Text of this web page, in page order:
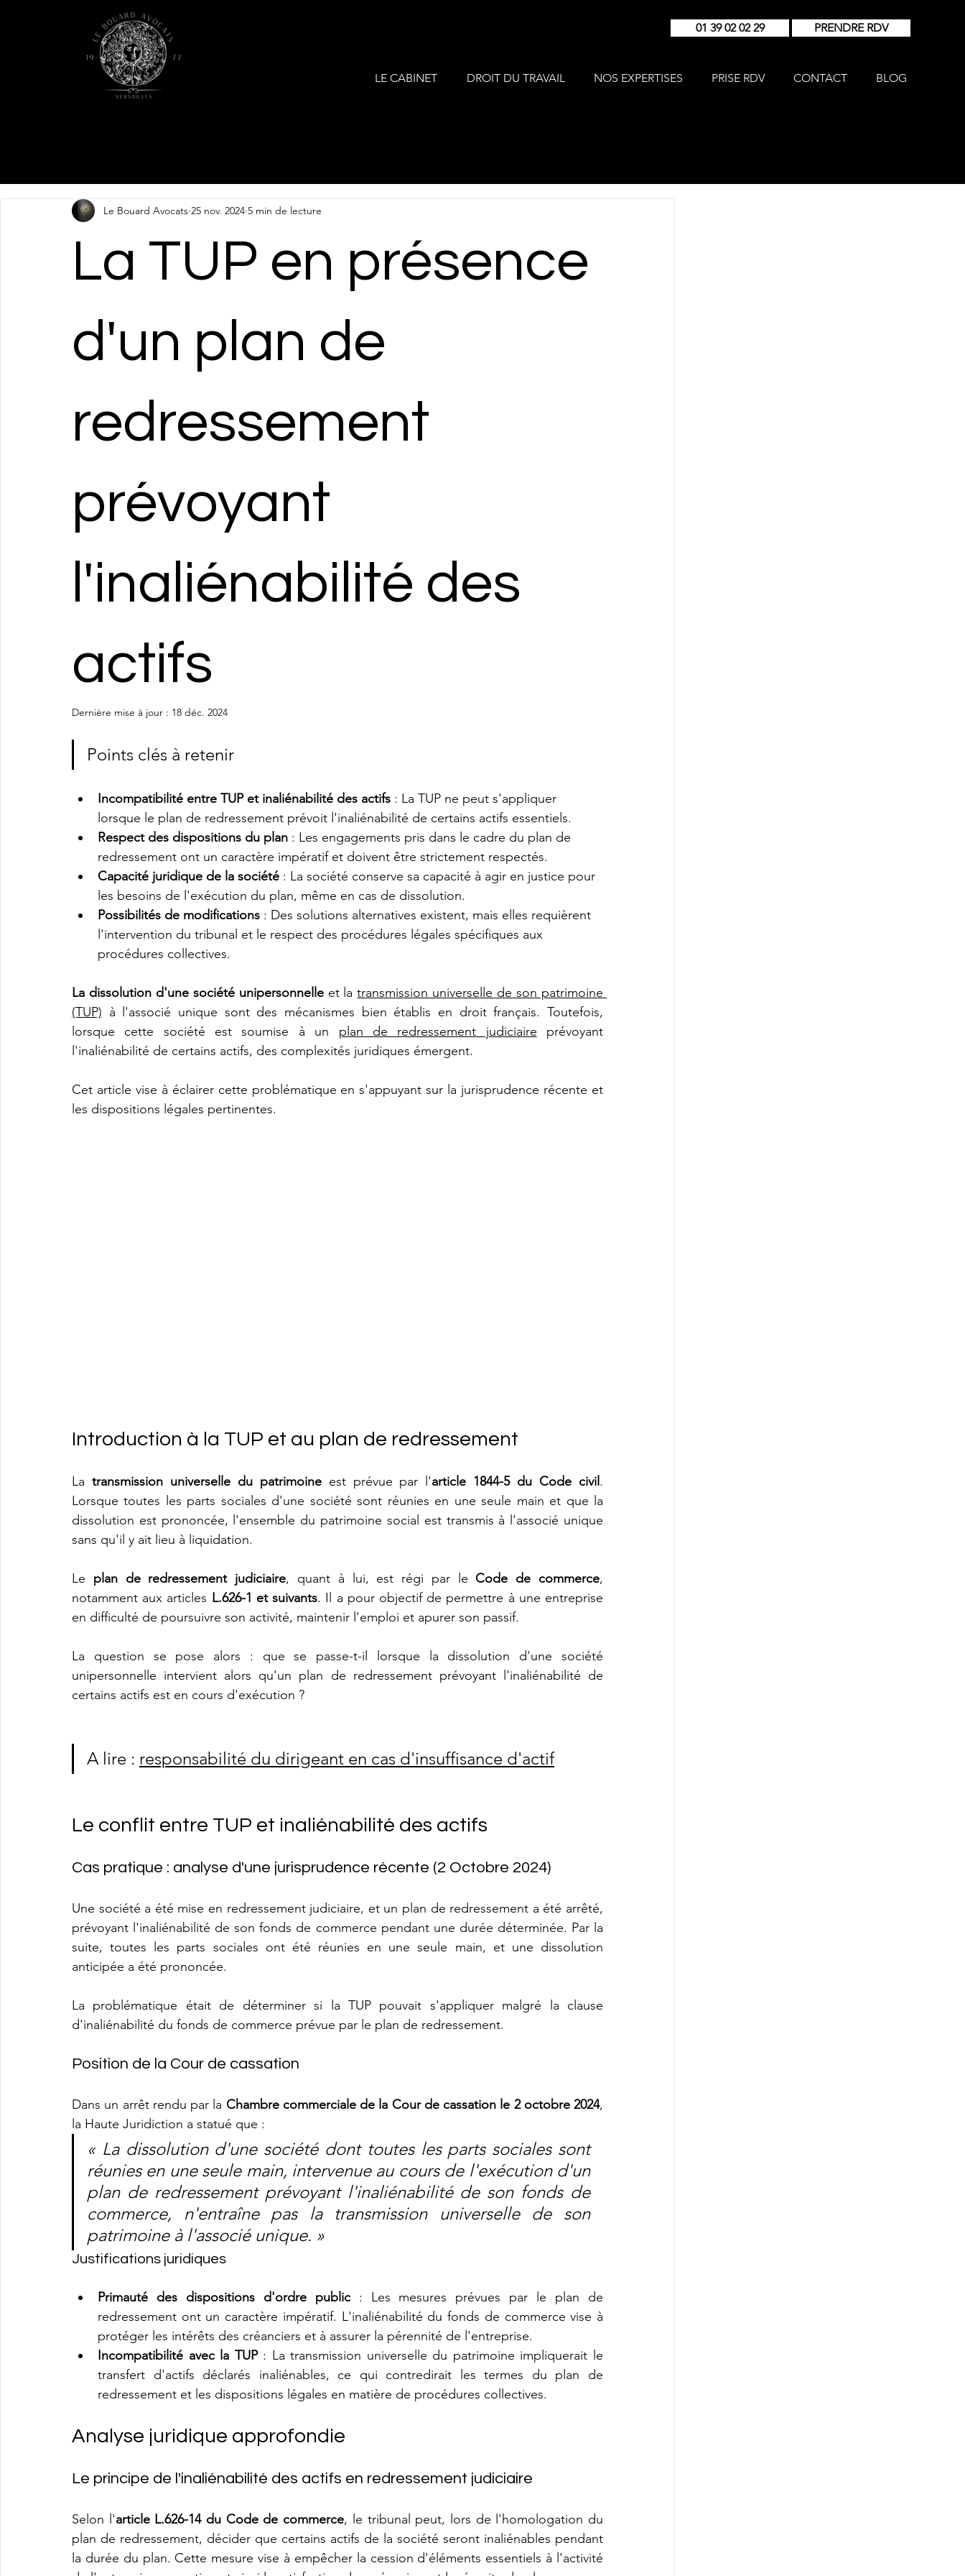
01 39 02 02 29 PRENDRE RDV
LE CABINET DROIT DU TRAVAIL NOS EXPERTISES PRISE RDV CONTACT BLOG
La TUP en présence
d'un plan de
redressement
prévoyant
l'inaliénabilité des
actifs
Le Bouard Avocats 25 nov. 2024 5 min de lecture
Dernière mise à jour : 18 déc. 2024
Points clés à retenir
Incompatibilité entre TUP et inaliénabilité des actifs : La TUP ne peut s'appliquer
lorsque le plan de redressement prévoit l'inaliénabilité de certains actifs essentiels.
Respect des dispositions du plan : Les engagements pris dans le cadre du plan de
redressement ont un caractère impératif et doivent être strictement respectés.
Capacité juridique de la société : La société conserve sa capacité à agir en justice pour
les besoins de l'exécution du plan, même en cas de dissolution.
Possibilités de modifications : Des solutions alternatives existent, mais elles requièrent
l'intervention du tribunal et le respect des procédures légales spécifiques aux
procédures collectives.
La dissolution d'une société unipersonnelle et la transmission universelle de son patrimoine
(TUP) à l'associé unique sont des mécanismes bien établis en droit français. Toutefois,
lorsque cette société est soumise à un plan de redressement judiciaire prévoyant
l'inaliénabilité de certains actifs, des complexités juridiques émergent.
Cet article vise à éclairer cette problématique en s'appuyant sur la jurisprudence récente et
les dispositions légales pertinentes.
Introduction à la TUP et au plan de redressement
La transmission universelle du patrimoine est prévue par l'article 1844-5 du Code civil .
Lorsque toutes les parts sociales d'une société sont réunies en une seule main et que la
dissolution est prononcée, l'ensemble du patrimoine social est transmis à l'associé unique
sans qu'il y ait lieu à liquidation.
Le plan de redressement judiciaire, quant à lui, est régi par le Code de commerce,
notamment aux articles L.626-1 et suivants. Il a pour objectif de permettre à une entreprise
en difficulté de poursuivre son activité, maintenir l'emploi et apurer son passif.
La question se pose alors : que se passe-t-il lorsque la dissolution d'une société
unipersonnelle intervient alors qu'un plan de redressement prévoyant l'inaliénabilité de
certains actifs est en cours d'exécution ?
A lire : responsabilité du dirigeant en cas d'insuffisance d'actif
Le conflit entre TUP et inaliénabilité des actifs
Cas pratique : analyse d'une jurisprudence récente (2 Octobre 2024)
Une société a été mise en redressement judiciaire, et un plan de redressement a été arrêté,
prévoyant l'inaliénabilité de son fonds de commerce pendant une durée déterminée. Par la
suite, toutes les parts sociales ont été réunies en une seule main, et une dissolution
anticipée a été prononcée.
La problématique était de déterminer si la TUP pouvait s'appliquer malgré la clause
d'inaliénabilité du fonds de commerce prévue par le plan de redressement.
Position de la Cour de cassation
Dans un arrêt rendu par la Chambre commerciale de la Cour de cassation le 2 octobre 2024,
la Haute Juridiction a statué que :
« La dissolution d'une société dont toutes les parts sociales sont
réunies en une seule main, intervenue au cours de l'exécution d'un
plan de redressement prévoyant l'inaliénabilité de son fonds de
commerce, n'entraîne pas la transmission universelle de son
patrimoine à l'associé unique. »
Justifications juridiques
Primauté des dispositions d'ordre public : Les mesures prévues par le plan de
redressement ont un caractère impératif. L'inaliénabilité du fonds de commerce vise à
protéger les intérêts des créanciers et à assurer la pérennité de l'entreprise.
Incompatibilité avec la TUP : La transmission universelle du patrimoine impliquerait le
transfert d'actifs déclarés inaliénables, ce qui contredirait les termes du plan de
redressement et les dispositions légales en matière de procédures collectives.
Analyse juridique approfondie
Le principe de l'inaliénabilité des actifs en redressement judiciaire
Selon l'article L.626-14 du Code de commerce, le tribunal peut, lors de l'homologation du
plan de redressement, décider que certains actifs de la société seront inaliénables pendant
la durée du plan. Cette mesure vise à empêcher la cession d'éléments essentiels à l'activité